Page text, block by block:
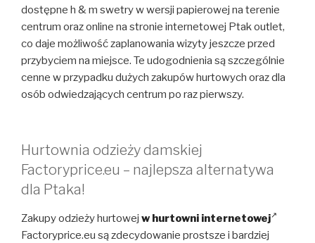
dostępne h & m swetry w wersji papierowej na terenie
centrum oraz online na stronie internetowej Ptak outlet,
co daje możliwość zaplanowania wizyty jeszcze przed
przybyciem na miejsce. Te udogodnienia są szczególnie
cenne w przypadku dużych zakupów hurtowych oraz dla
osób odwiedzających centrum po raz pierwszy.
Hurtownia odzieży damskiej
Factoryprice.eu – najlepsza alternatywa
dla Ptaka!
Zakupy odzieży hurtowej w hurtowni internetowej
Factoryprice.eu są zdecydowanie prostsze i bardziej